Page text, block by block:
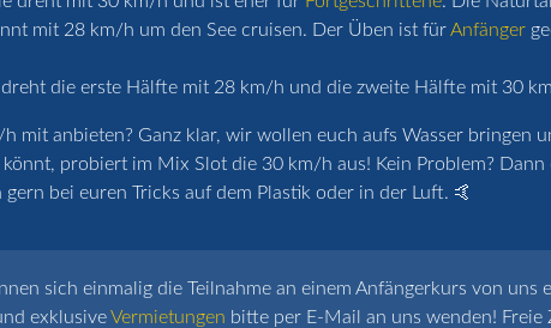
mit 28 km/h um den See cruisen. Der Üben ist fürAnfänger
die erste Hälfte mit 28 km/h und die zweite Hälfte mit 30
mit anbieten? Ganz klar, wir wollen euch aufs Wasser bringen
probiert im Mix Slot die 30 km/h aus! Kein Problem?
bei euren Tricks auf dem Plastik oder in der Luft. 🤙
sich einmalig die Teilnahme an einem Anfängerkurs von uns
exklusiveVermietungen bitte per E-Mail an uns wenden!